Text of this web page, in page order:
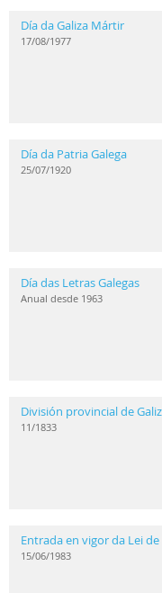
Día da Galiza Mártir
17/08/1977
Día da Patria Galega
25/07/1920
Día das Letras Galegas
Anual desde 1963
División provincial de
11/1833
Entrada en vigor da Lei
15/06/1983